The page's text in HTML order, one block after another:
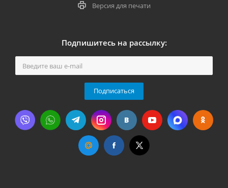
Версия для печати
Подпишитесь на рассылку:
Подписаться